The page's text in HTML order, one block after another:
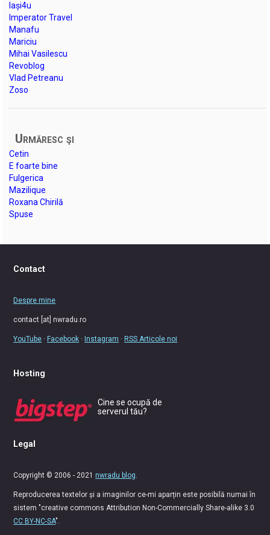
Iași4u
Imperator Travel
Manafu
Mariciu
Mihai Vasilescu
Revoblog
Vlad Petreanu
Zoso
Urmăresc şi
Cetin
E foarte bine
Fulgerica
Mazilique
Roxana Chirilă
Spuse
Contact
Despre mine
contact [at] nwradu.ro
YouTube · Facebook · Instagram · RSS Articole noi
Hosting
Cine se ocupă de
serverul tău?
Legal
Copyright © 2006 - 2021nwradu blog.
Reproducerea textelor și a imaginilor ce-mi aparțin este posibilă numai în
sistem "creative commons Attribution Non-Commercially Share-alike 3.0
CC BY-NC-SA".